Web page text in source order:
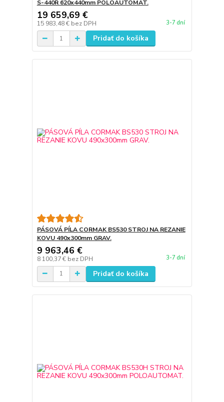
S-440R 620x440mm POLOAUTOMAT.
19 659,69 €
15 983,48 € bez DPH 3-7 dní
Pridať do košíka
PÁSOVÁ PÍLA CORMAK BS530 STROJ NA REZANIE
KOVU 490x300mm GRAV.
9 963,46 €
8 100,37 € bez DPH 3-7 dní
Pridať do košíka